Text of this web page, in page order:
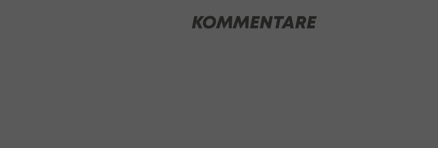
KOMMENTARE